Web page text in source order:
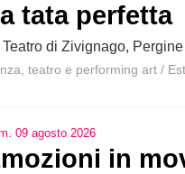
tata perfetta
Teatro di Zivignago,
teatro e performing art /
.09 agosto 2026
in